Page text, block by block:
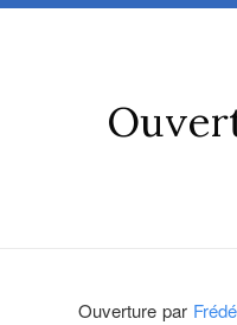
Ouverture par